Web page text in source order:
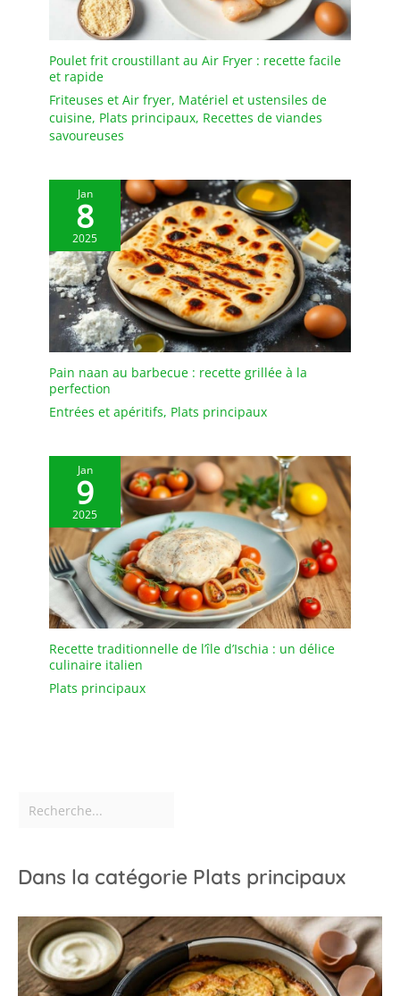
Capacité : 300 ml -
Matériau : fonte déjà
cuite
poêle à griller
directement dans le feu
ou sur les braises
chaudes.
Poulet frit croustillant au Air Fryer : recette facile
et rapide
Friteuses et Air fryer, Matériel et ustensiles de
cuisine, Plats principaux, Recettes de viandes
savoureuses
Jan
8
2025
Pain naan au barbecue : recette grillée à la
perfection
Entrées et apéritifs, Plats principaux
Jan
9
2025
Recette traditionnelle de l’île d’Ischia : un délice
culinaire italien
Plats principaux
Dans la catégorie Plats principaux